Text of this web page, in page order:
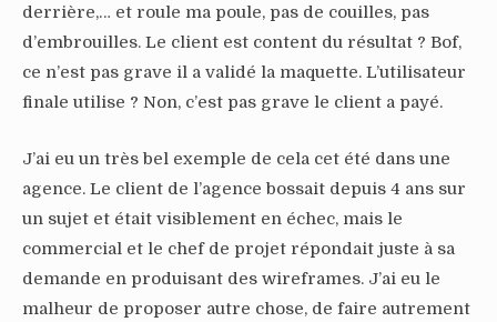
derrière,… et roule ma poule, pas de couilles, pas
d’embrouilles. Le client est content du résultat ? Bof,
ce n’est pas grave il a validé la maquette. L’utilisateur
finale utilise ? Non, c’est pas grave le client a payé.
J’ai eu un très bel exemple de cela cet été dans une
agence. Le client de l’agence bossait depuis 4 ans sur
un sujet et était visiblement en échec, mais le
commercial et le chef de projet répondait juste à sa
demande en produisant des wireframes. J’ai eu le
malheur de proposer autre chose, de faire autrement